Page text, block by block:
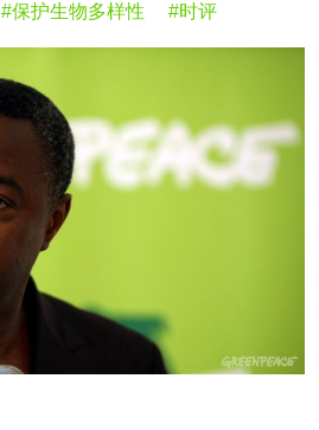
#保护生物多样性 #时评